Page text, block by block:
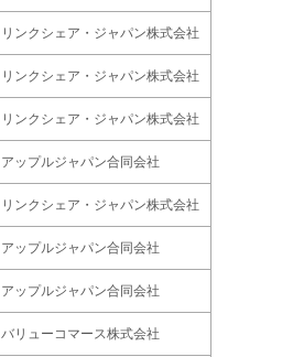
リンクシェア・ジャパン株式会社
リンクシェア・ジャパン株式会社
リンクシェア・ジャパン株式会社
アップルジャパン合同会社
リンクシェア・ジャパン株式会社
アップルジャパン合同会社
アップルジャパン合同会社
バリューコマース株式会社